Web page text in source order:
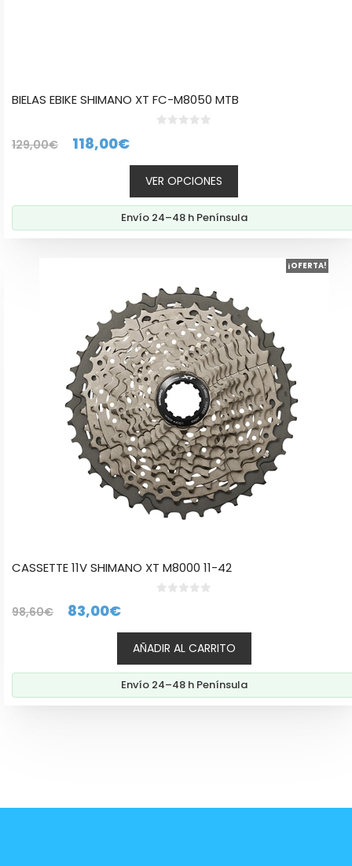
BIELAS EBIKE SHIMANO XT FC-M8050 MTB
129,00€
El
era:
129,00€.
118,00€El
precio
actual
es:
118,00€.
VER OPCIONES
Envío 24–48 h Península
¡OFERTA!
CASSETTE 11V SHIMANO XT M8000 11-42
5
98,60€
El
era:
98,60€.
83,00€El
precio
actual
es:
83,00€.
AÑADIR AL CARRITO
Envío 24–48 h Península